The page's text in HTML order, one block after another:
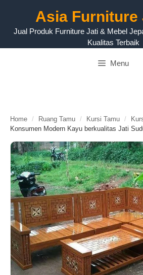
Asia Furniture
Jual Produk Furniture Jati & Mebel
Kualitas Terbaik
Menu
Home / Ruang Tamu / Kursi Tamu /
Konsumen Modern Kayu berkualitas Jati